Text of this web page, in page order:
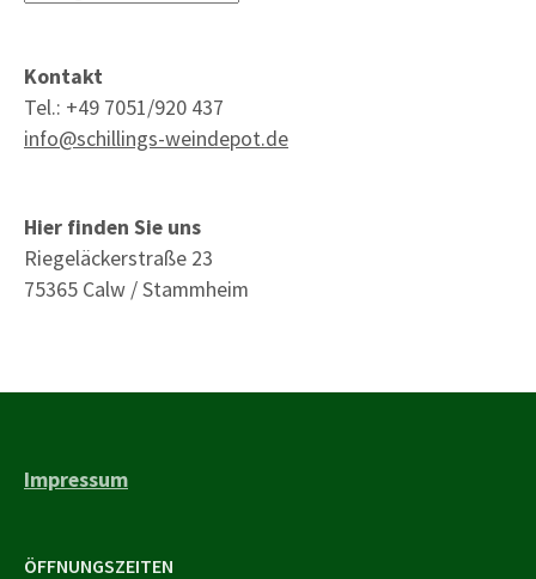
Kontakt
Tel.: +49 7051/920 437
info@schillings-weindepot.de
Hier finden Sie uns
Riegeläckerstraße 23
75365 Calw / Stammheim
Impressum
ÖFFNUNGSZEITEN